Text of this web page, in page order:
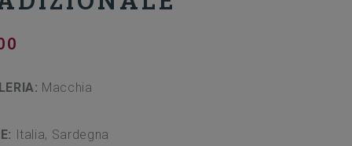
Macchia
Italia, Sardegna